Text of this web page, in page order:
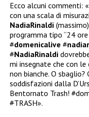
Ecco alcuni commenti:
con una scala di
NadiaRinaldi
programma tipo “24 ore
#domenicalive #
#NadiaRinaldi
mi insegnate che con
non bianche. O
soddisfazioni dalla
Bentornato Trash! #
#TRASH».